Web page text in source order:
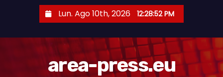
Lun. Ago 10th, 2026 12:28:52 PM
area-press.eu